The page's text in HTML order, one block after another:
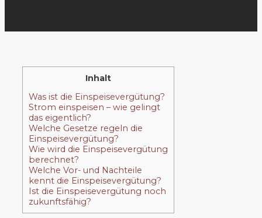
Inhalt
Was ist die Einspeisevergütung?
Strom einspeisen – wie gelingt
das eigentlich?
Welche Gesetze regeln die
Einspeisevergütung?
Wie wird die Einspeisevergütung
berechnet?
Welche Vor- und Nachteile
kennt die Einspeisevergütung?
Ist die Einspeisevergütung noch
zukunftsfähig?